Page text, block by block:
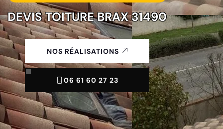
DEVIS TOITURE BRAX 31490
NOS RÉALISATIONS
06 61 60 27 23